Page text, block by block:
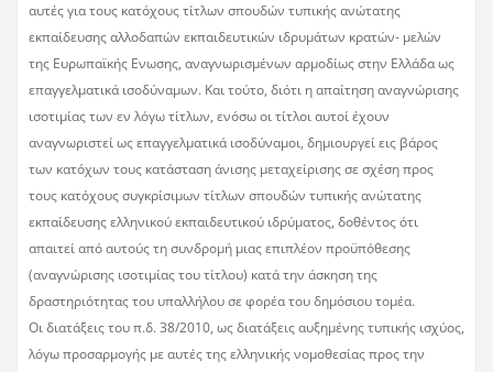
αυτές για τους κατόχους τίτλων σπουδών τυπικής ανώτατης
εκπαίδευσης αλλοδαπών εκπαιδευτικών ιδρυμάτων κρατών- μελών
της Ευρωπαϊκής Ενωσης, αναγνωρισμένων αρμοδίως στην Ελλάδα ως
επαγγελματικά ισοδύναμων. Και τούτο, διότι η απαίτηση αναγνώρισης
ισοτιμίας των εν λόγω τίτλων, ενόσω οι τίτλοι αυτοί έχουν
αναγνωριστεί ως επαγγελματικά ισοδύναμοι, δημιουργεί εις βάρος
των κατόχων τους κατάσταση άνισης μεταχείρισης σε σχέση προς
τους κατόχους συγκρίσιμων τίτλων σπουδών τυπικής ανώτατης
εκπαίδευσης ελληνικού εκπαιδευτικού ιδρύματος, δοθέντος ότι
απαιτεί από αυτούς τη συνδρομή μιας επιπλέον προϋπόθεσης
(αναγνώρισης ισοτιμίας του τίτλου) κατά την άσκηση της
δραστηριότητας του υπαλλήλου σε φορέα του δημόσιου τομέα.
Οι διατάξεις του π.δ. 38/2010, ως διατάξεις αυξημένης τυπικής ισχύος,
λόγω προσαρμογής με αυτές της ελληνικής νομοθεσίας προς την